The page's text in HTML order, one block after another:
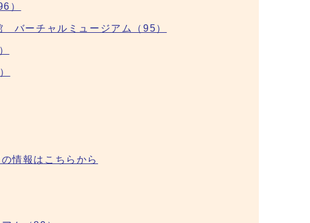
）
バーチャルミュージアム（95）
情報はこちらから